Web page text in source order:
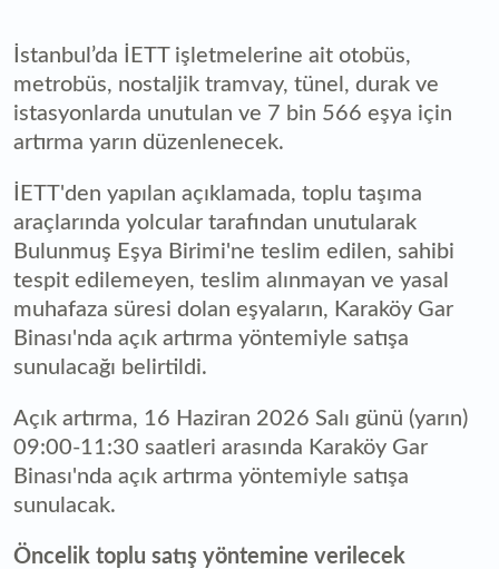
İstanbul’da İETT işletmelerine ait otobüs,
metrobüs, nostaljik tramvay, tünel, durak ve
istasyonlarda unutulan ve 7 bin 566 eşya için
artırma yarın düzenlenecek.
İETT'den yapılan açıklamada, toplu taşıma
araçlarında yolcular tarafından unutularak
Bulunmuş Eşya Birimi'ne teslim edilen, sahibi
tespit edilemeyen, teslim alınmayan ve yasal
muhafaza süresi dolan eşyaların, Karaköy Gar
Binası'nda açık artırma yöntemiyle satışa
sunulacağı belirtildi.
Açık artırma, 16 Haziran 2026 Salı günü (yarın)
09:00-11:30 saatleri arasında Karaköy Gar
Binası'nda açık artırma yöntemiyle satışa
sunulacak.
Öncelik toplu satış yöntemine verilecek